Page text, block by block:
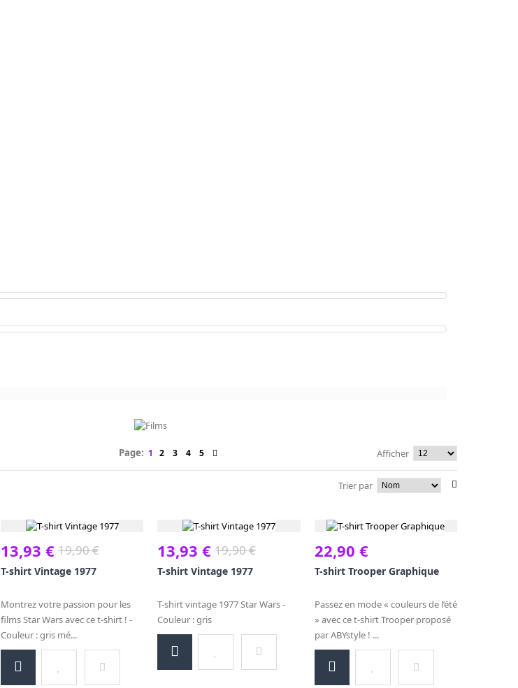
Afficher
Page: 1 2 3 4 5
Trier par
19,90 €
13,93 €
T-shirt Vintage 1977
Montrez votre passion pour les
films Star Wars avec ce t-shirt ! -
Couleur : gris mé...
19,90 €
13,93 €
T-shirt Vintage 1977
T-shirt vintage 1977 Star Wars -
Couleur : gris
22,90 €
T-shirt Trooper Graphique
Passez en mode « couleurs de l’été
» avec ce t-shirt Trooper proposé
par ABYstyle ! ...